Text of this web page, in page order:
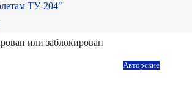
ТУ-204"
или заблокирован
Авторские